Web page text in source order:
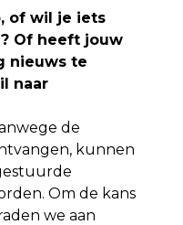
of wil je iets
Of heeft jouw
nieuws te
naar
de
kunnen
Om de kans
we aan